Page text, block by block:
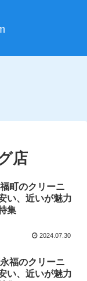
店
町のクリーニ
い、近いが魅力
集
2024.07.30
福のクリーニ
い、近いが魅力